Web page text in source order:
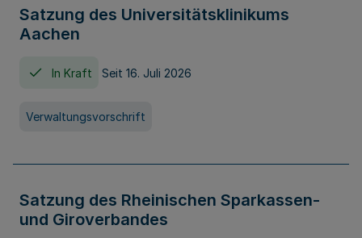
Satzung des Universitätsklinikums
Aachen
In Kraft Seit 16. Juli 2026
Verwaltungsvorschrift
Satzung des Rheinischen Sparkassen-
und Giroverbandes